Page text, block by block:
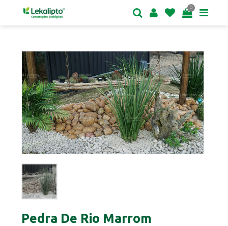
0
Pedra De Rio Marrom